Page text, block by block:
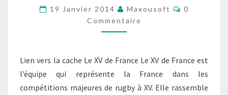
FRANCE
(GC4X6ZX)
19 Janvier 2014 Maxousoft
0
Commentaire
Lien vers la cache Le XV de France Le XV de France est
l’équipe qui représente la France dans les
compétitions majeures de rugby à XV. Elle rassemble